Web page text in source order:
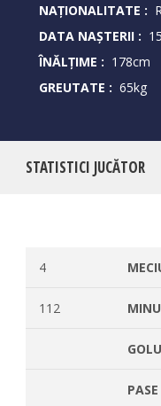
NAȚIONALITATE :
DATA NAȘTERII :
ÎNĂLȚIME : 178cm
GREUTATE : 65kg
STATISTICI JUCĂTOR
4
112